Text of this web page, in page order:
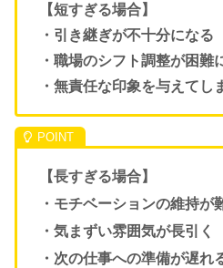
【短すぎる場合】
・引き継ぎが不十分になる
・職場のシフト調整が困難
・無責任な印象を与えてし
【長すぎる場合】
・モチベーションの維持が
・気まずい雰囲気が長引く
・次の仕事への準備が遅れ